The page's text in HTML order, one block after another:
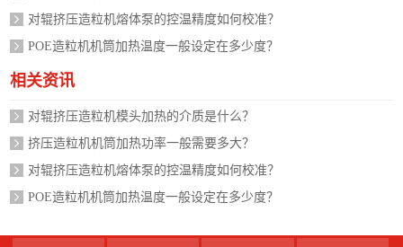
对辊挤压造粒机熔体泵的控温精度如何校准？
POE造粒机机筒加热温度一般设定在多少度？
相关资讯
对辊挤压造粒机模头加热的介质是什么？
挤压造粒机机筒加热功率一般需要多大？
对辊挤压造粒机熔体泵的控温精度如何校准？
POE造粒机机筒加热温度一般设定在多少度？